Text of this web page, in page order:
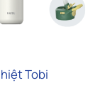
Tobi